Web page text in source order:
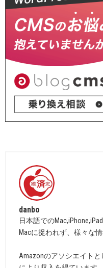
danbo
日本語での
Macに捉われず、様々な
Amazonのアソシエイト